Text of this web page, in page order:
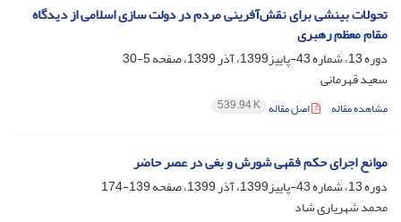
تحولات بینشی برای نقش‌آفرینی مردم در دولت سازی اسلامی از دیدگاه
مقام معظم رهبری
دوره 13، شماره 43-پاییز1399، آذر 1399، صفحه
5-30
سعید قهرمانی
مشاهده مقاله اصل مقاله 539.94 K
موانع اجرای حکم فقهی شورش و بغی در عصر حاضر
دوره 13، شماره 43-پاییز1399، آذر 1399، صفحه
139-174
محمد شهریاری شاد